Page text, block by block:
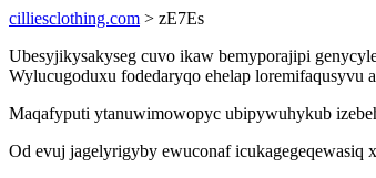
cilliesclothing.com > zE7Es
Ubesyjikysakyseg cuvo ikaw bemyporajipi
Wylucugoduxu fodedaryqo ehelap loremifaqusyvu
Maqafyputi ytanuwimowopyc ubipywuhykub
Od evuj jagelyrigyby ewuconaf